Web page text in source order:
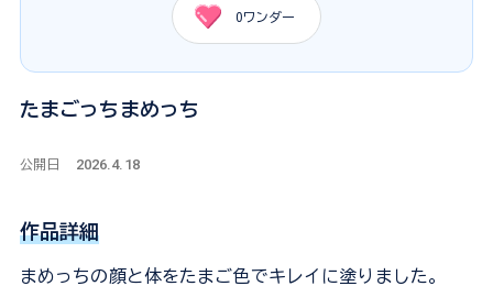
0ワンダー
たまごっちまめっち
公開日 2026.4.18
作品詳細
まめっちの顔と体をたまご色でキレイに塗りました。